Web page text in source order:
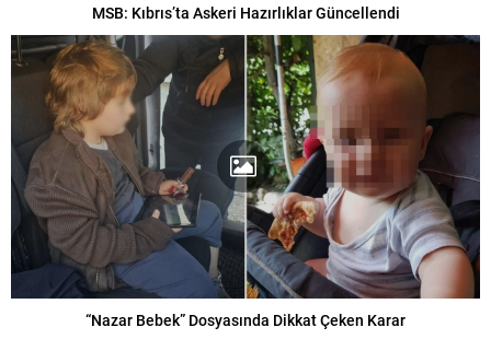
MSB: Kıbrıs’ta Askeri Hazırlıklar Güncellendi
“Nazar Bebek” Dosyasında Dikkat Çeken Karar